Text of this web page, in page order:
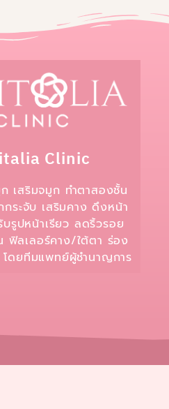
Clinic
เสริมจมูก ทำตาสองชั้น
ระจับ เสริมคาง ดึงหน้า
รูปหน้าเรียว ลดริ้วรอย
ลเลอร์คาง/ใต้ตา ร่อง
ดยทีมแพทย์ผู้ชำนาญการ